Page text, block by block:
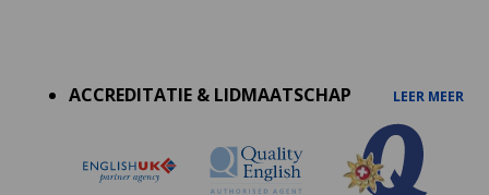
ACCREDITATIE & LIDMAATSCHAP
LEER MEER